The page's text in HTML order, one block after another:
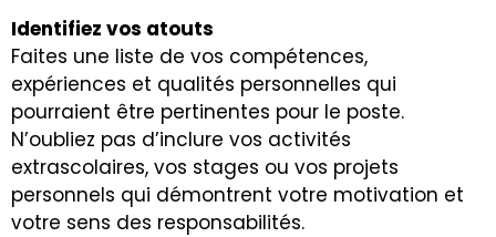
Identifiez vos atouts
Faites une liste de vos compétences,
expériences et qualités personnelles qui
pourraient être pertinentes pour le poste.
N’oubliez pas d’inclure vos activités
extrascolaires, vos stages ou vos projets
personnels qui démontrent votre motivation et
votre sens des responsabilités.